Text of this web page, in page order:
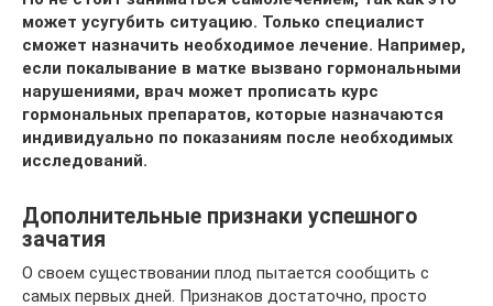
может усугубить ситуацию. Только специалист
сможет назначить необходимое лечение. Например,
если покалывание в матке вызвано гормональными
нарушениями, врач может прописать курс
гормональных препаратов, которые назначаются
индивидуально по показаниям после необходимых
исследований.
Дополнительные признаки успешного
зачатия
О своем существовании плод пытается сообщить с
самых первых дней. Признаков достаточно, просто